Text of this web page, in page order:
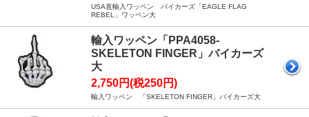
USA直輸入ワッペン バイカーズ「EAGLE FLAG
REBEL」ワッペン大
輸入ワッペン「PPA4058-
SKELETON FINGER」バイカーズ
大
2,750円(税250円)
輸入ワッペン 「SKELETON FINGER」バイカーズ大